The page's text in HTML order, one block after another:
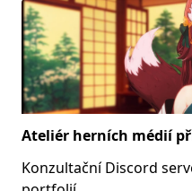
Ateliér herních médií
Konzultační Discord